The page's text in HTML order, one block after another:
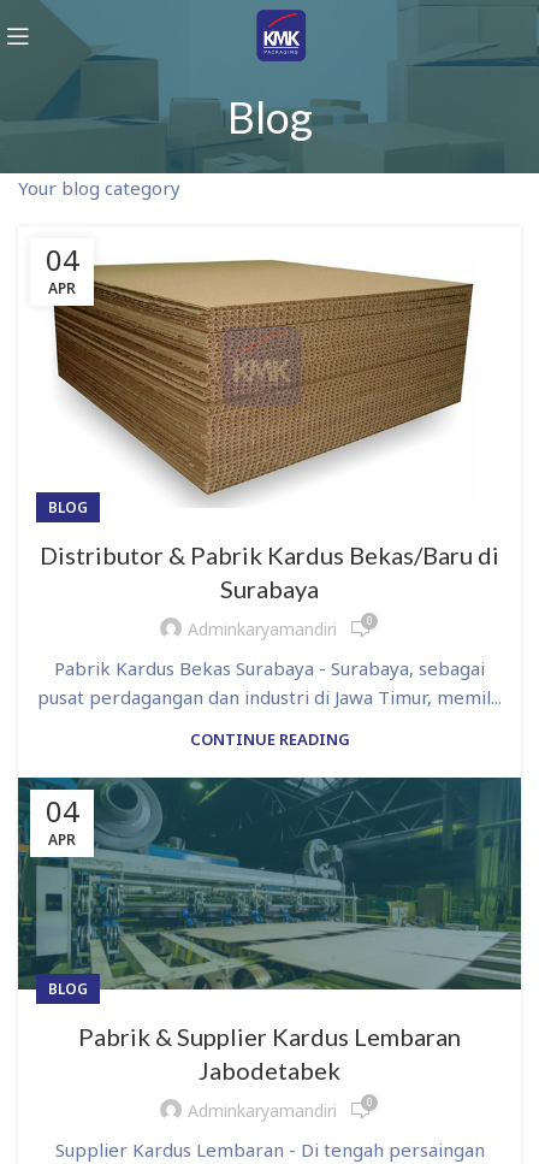
Blog
Your blog category
04
APR
BLOG
Distributor & Pabrik Kardus Bekas/Baru di
Surabaya
Adminkaryamandiri 0
Pabrik Kardus Bekas Surabaya - Surabaya, sebagai
pusat perdagangan dan industri di Jawa Timur, memil...
CONTINUE READING
04
APR
BLOG
Pabrik & Supplier Kardus Lembaran
Jabodetabek
Adminkaryamandiri 0
Supplier Kardus Lembaran - Di tengah persaingan